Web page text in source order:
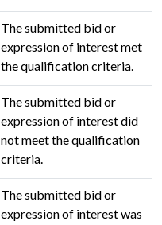
The submitted bid or
expression of interest met
the qualification criteria.
The submitted bid or
expression of interest did
not meet the qualification
criteria.
The submitted bid or
expression of interest was